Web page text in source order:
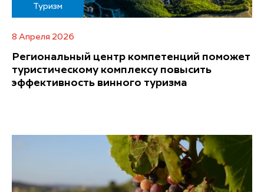
Туризм
8 Апреля 2026
Региональный центр компетенций поможет
туристическому комплексу повысить
эффективность винного туризма